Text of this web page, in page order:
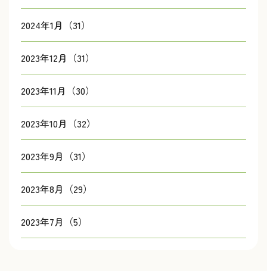
2024年1月（31）
2023年12月（31）
2023年11月（30）
2023年10月（32）
2023年9月（31）
2023年8月（29）
2023年7月（5）